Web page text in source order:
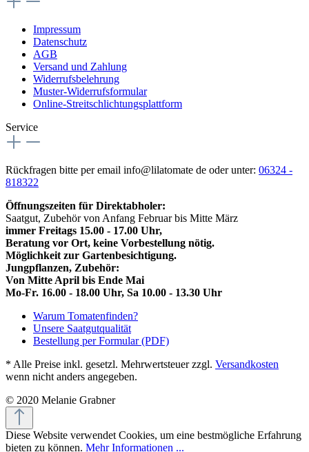
Impressum
Datenschutz
AGB
Versand und Zahlung
Widerrufsbelehrung
Muster-Widerrufsformular
Online-Streitschlichtungsplattform
Service
Rückfragen bitte per email info@lilatomate de oder unter: 06324 -
818322
Öffnungszeiten für Direktabholer:
Saatgut, Zubehör von Anfang Februar bis Mitte März
immer Freitags 15.00 - 17.00 Uhr,
Beratung vor Ort, keine Vorbestellung nötig.
Möglichkeit zur Gartenbesichtigung.
Jungpflanzen, Zubehör:
Von Mitte April bis Ende Mai
Mo-Fr. 16.00 - 18.00 Uhr, Sa 10.00 - 13.30 Uhr
Warum Tomatenfinden?
Unsere Saatgutqualität
Bestellung per Formular (PDF)
* Alle Preise inkl. gesetzl. Mehrwertsteuer zzgl. Versandkosten
wenn nicht anders angegeben.
© 2020 Melanie Grabner
Diese Website verwendet Cookies, um eine bestmögliche Erfahrung
bieten zu können. Mehr Informationen ...